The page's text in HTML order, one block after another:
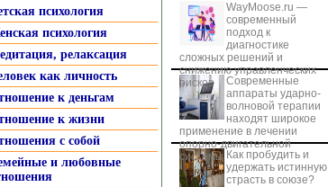
психология
психология
релаксация
как личность
к деньгам
к жизни
с собой
и любовные
WayMoose.ru —
современный
подход к
диагностике
сложных решений и
снижению управленческих
рисков
Современные
аппараты ударно-
волновой терапии
находят широкое
применение в лечении
опорно-двигательной
системы Как пробудить и
удержать истинную
страсть в союзе?